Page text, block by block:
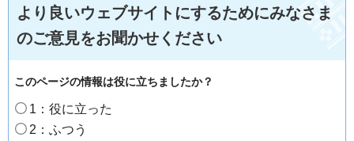
より良いウェブサイトにするためにみなさま
のご意見をお聞かせください
このページの情報は役に立ちましたか？
1：役に立った
2：ふつう